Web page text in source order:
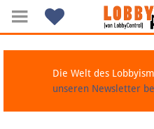
Die Welt des
unseren Newsletter